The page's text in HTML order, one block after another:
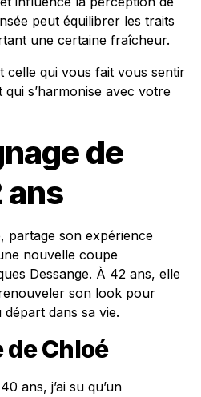
peut équilibrer les traits
une certaine fraîcheur.
celle qui vous fait vous sentir
s’harmonise avec votre
de
ans
partage son expérience
nouvelle coupe
Dessange. À 42 ans, elle
son look pour
dans sa vie.
de Chloé
ans, j’ai su qu’un